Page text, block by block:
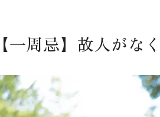
【一周忌】故人がな